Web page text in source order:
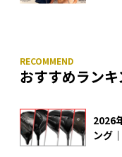
おすすめラン
2026
ング